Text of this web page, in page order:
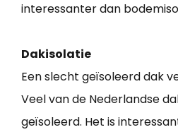
interessanter dan
Dakisolatie
Een slecht geïsoleerd dak
Veel van de Nederlandse
geïsoleerd. Het is